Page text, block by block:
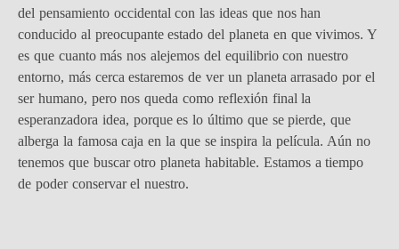
del pensamiento occidental con las ideas que nos han
conducido al preocupante estado del planeta en que vivimos. Y
es que cuanto más nos alejemos del equilibrio con nuestro
entorno, más cerca estaremos de ver un planeta arrasado por el
ser humano, pero nos queda como reflexión final la
esperanzadora idea, porque es lo último que se pierde, que
alberga la famosa caja en la que se inspira la película. Aún no
tenemos que buscar otro planeta habitable. Estamos a tiempo
de poder conservar el nuestro.